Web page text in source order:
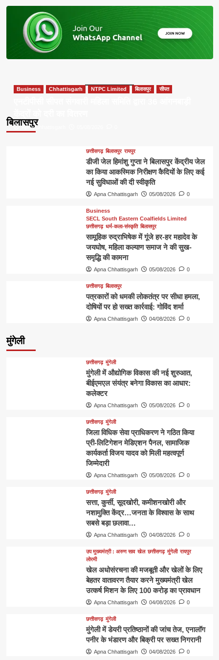
बिलासपुर
Business Chhattisgarh NTPC Limited बिलासपुर सीपत
Apna Chhattisgarh
छत्तीसगढ़ बिलासपुर रायपुर
डीजी जेल हिमांशु गुप्ता ने बिलासपुर केंद्रीय जेल
का किया आकस्मिक निरीक्षण कैदियों के लिए कई
नई सुविधाओं की दी स्वीकृति
Apna Chhattisgarh 05/08/2026 0
Business
SECL South Eastern Coalfields Limited
छत्तीसगढ़ धर्म-कला-संस्कृति बिलासपुर
सामूहिक रुद्राभिषेक में गूंजे हर-हर महादेव के
जयघोष, महिला कल्याण समाज ने की सुख-
समृद्धि की कामना
Apna Chhattisgarh 05/08/2026 0
छत्तीसगढ़ बिलासपुर
पत्रकारों को धमकी लोकतंत्र पर सीधा हमला,
दोषियों पर हो सख्त कार्रवाई: गोविंद शर्मा
Apna Chhattisgarh 04/08/2026 0
मुंगेली
छत्तीसगढ़ मुंगेली
मुंगेली में औद्योगिक विकास की नई शुरुआत,
बीईएमएल संयंत्र बनेगा विकास का आधार:
कलेक्टर
Apna Chhattisgarh 05/08/2026 0
छत्तीसगढ़ मुंगेली
जिला विधिक सेवा प्राधिकरण ने गठित किया
प्री-लिटिगेशन मेडिएशन पैनल, सामाजिक
कार्यकर्ता विजय यादव को मिली महत्वपूर्ण
जिम्मेदारी
Apna Chhattisgarh 05/08/2026 0
छत्तीसगढ़ मुंगेली
​सत्ता, कुर्सी, सूदखोरी, कमीशनखोरी और
नशामुक्ति केंद्र…जनता के विश्वास के साथ
सबसे बड़ा छलावा…
Apna Chhattisgarh 04/08/2026 0
उप मुख्यमंत्री : अरुण साव खेल छत्तीसगढ़ मुंगेली रायपुर
लोरमी
खेल अधोसंरचना की मजबूती और खेलों के लिए
बेहतर वातावरण तैयार करने मुख्यमंत्री खेल
उत्कर्ष मिशन के लिए 100 करोड़ का प्रावधान
Apna Chhattisgarh 04/08/2026 0
छत्तीसगढ़ मुंगेली
मुंगेली में डेयरी प्रतिष्ठानों की जांच तेज, एनालॉग
पनीर के भंडारण और बिक्री पर सख्त निगरानी
Apna Chhattisgarh 04/08/2026 0